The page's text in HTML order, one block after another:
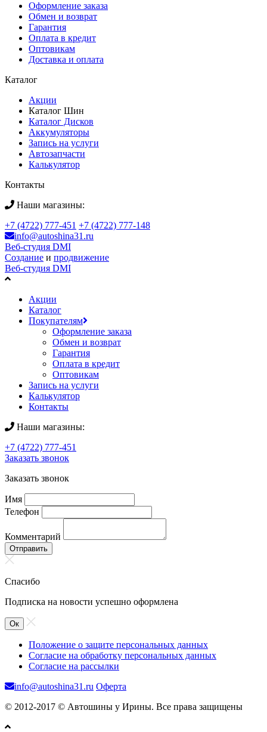
Оформление заказа
Обмен и возврат
Гарантия
Оплата в кредит
Оптовикам
Доставка и оплата
Каталог
Акции
Каталог Шин
Каталог Дисков
Аккумуляторы
Запись на услуги
Автозапчасти
Калькулятор
Контакты
Наши магазины:
+7 (4722) 777-451 +7 (4722) 777-148
info@autoshina31.ru
Веб-студия DMI
Создание и продвижение
Веб-студия DMI
Акции
Каталог
Покупателям
Оформление заказа
Обмен и возврат
Гарантия
Оплата в кредит
Оптовикам
Запись на услуги
Калькулятор
Контакты
Наши магазины:
+7 (4722) 777-451
Заказать звонок
Заказать звонок
Имя
Телефон
Комментарий
Отправить
Спасибо
Подписка на новости успешно оформлена
Ок
Положение о защите персональных данных
Согласие на обработку персональных данных
Согласие на рассылки
info@autoshina31.ru Оферта
© 2012-2017 © Автошины у Ирины. Все права защищены